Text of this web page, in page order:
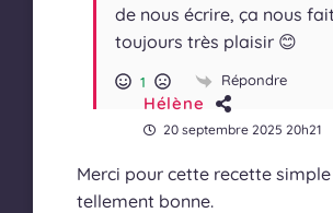
de nous écrire, ça nous fait
toujours très plaisir 😊
1 Répondre
Hélène
20 septembre 2025 20h21
Merci pour cette recette
tellement bonne.